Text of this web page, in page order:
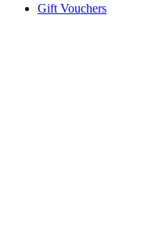
Gift Vouchers